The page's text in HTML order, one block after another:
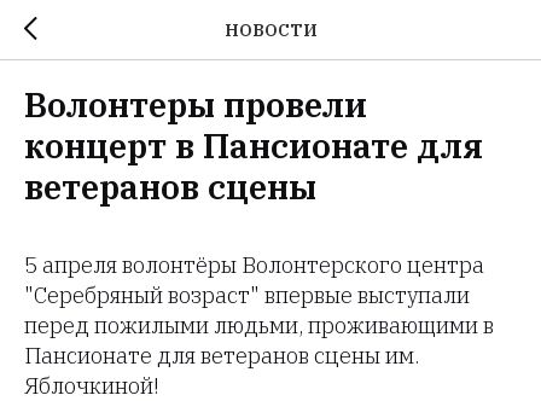
НОВОСТИ
Волонтеры провели
концерт в Пансионате для
ветеранов сцены
5 апреля волонтёры Волонтерского центра
"Серебряный возраст" впервые выступали
перед пожилыми людьми, проживающими в
Пансионате для ветеранов сцены им.
Яблочкиной!